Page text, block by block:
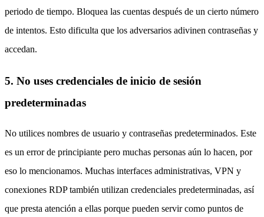
periodo de tiempo. Bloquea las cuentas después de un cierto número
de intentos. Esto dificulta que los adversarios adivinen contraseñas y
accedan.
5. No uses credenciales de inicio de sesión
predeterminadas
No utilices nombres de usuario y contraseñas predeterminados. Este
es un error de principiante pero muchas personas aún lo hacen, por
eso lo mencionamos. Muchas interfaces administrativas, VPN y
conexiones RDP también utilizan credenciales predeterminadas, así
que presta atención a ellas porque pueden servir como puntos de